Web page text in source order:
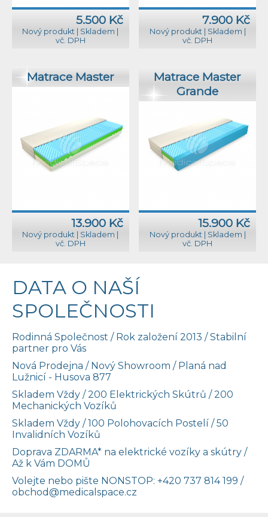
5.500 Kč
Nový produkt Skladem
vč. DPH
7.900 Kč
Nový produkt Skladem
vč. DPH
Matrace Master
13.900 Kč
Nový produkt Skladem
vč. DPH
Matrace Master
Grande
15.900 Kč
Nový produkt Skladem
vč. DPH
DATA O NAŠÍ
SPOLEČNOSTI
Rodinná Společnost / Rok založení 2013 / Stabilní
partner pro Vás
Nová Prodejna / Nový Showroom / Planá nad
Lužnicí - Husova 877
Skladem Vždy / 200 Elektrických Skútrů / 200
Mechanických Vozíků
Skladem Vždy / 100 Polohovacích Postelí / 50
Invalidních Vozíků
Doprava ZDARMA* na elektrické vozíky a skútry /
Až k Vám DOMŮ
Volejte nebo pište NONSTOP: +420 737 814 199 /
obchod@medicalspace.cz